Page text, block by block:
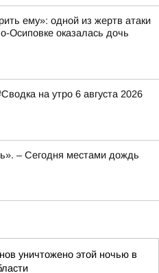
ему»: одной из жертв атаки
Осиповке оказалась дочь
на утро 6 августа 2026
– Сегодня местами дождь
уничтожено этой ночью в